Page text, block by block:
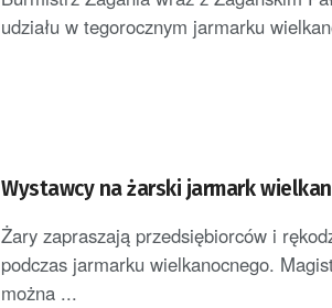
udziału w tegorocznym jarmarku
Wystawcy na żarski jarmark
Żary zapraszają przedsiębiorców i
podczas jarmarku wielkanocnego.
można ...